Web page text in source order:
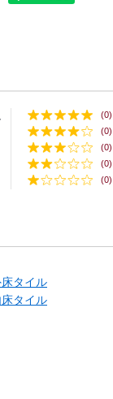
(0)
(0)
(0)
(0)
(0)
タイル
タイル